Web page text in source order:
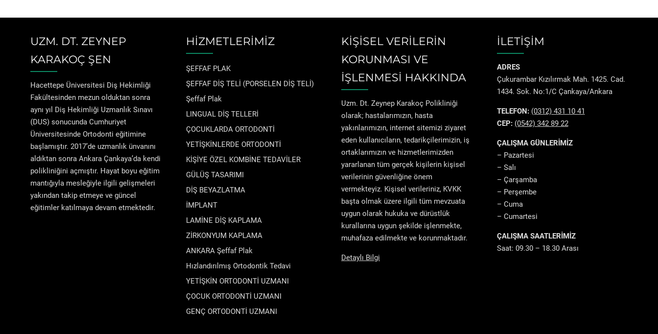
UZM. DT. ZEYNEP
KARAKOÇ ŞEN
Hacettepe Üniversitesi Diş Hekimliği
Fakültesinden mezun olduktan sonra
aynı yıl Diş Hekimliği Uzmanlık Sınavı
(DUS) sonucunda Cumhuriyet
Üniversitesinde Ortodonti eğitimine
başlamıştır. 2017’de uzmanlık ünvanını
aldıktan sonra Ankara Çankaya’da kendi
polikliniğini açmıştır. Hayat boyu eğitim
mantığıyla mesleğiyle ilgili gelişmeleri
yakından takip etmeye ve güncel
eğitimler katılmaya devam etmektedir.
HİZMETLERİMİZ
ŞEFFAF PLAK
ŞEFFAF DİŞ TELİ (PORSELEN DİŞ TELİ)
Şeffaf Plak
LINGUAL DİŞ TELLERİ
ÇOCUKLARDA ORTODONTİ
YETİŞKİNLERDE ORTODONTİ
KİŞİYE ÖZEL KOMBİNE TEDAVİLER
GÜLÜŞ TASARIMI
DİŞ BEYAZLATMA
İMPLANT
LAMİNE DİŞ KAPLAMA
ZİRKONYUM KAPLAMA
ANKARA Şeffaf Plak
Hızlandırılmış Ortodontik Tedavi
YETİŞKİN ORTODONTİ UZMANI
ÇOCUK ORTODONTİ UZMANI
GENÇ ORTODONTİ UZMANI
KİŞİSEL VERİLERİN
KORUNMASI VE
İŞLENMESİ HAKKINDA
Uzm. Dt. Zeynep Karakoç Polikliniği
olarak; hastalarımızın, hasta
yakınlarımızın, internet sitemizi ziyaret
eden kullanıcıların, tedarikçilerimizin, iş
ortaklarımızın ve hizmetlerimizden
yararlanan tüm gerçek kişilerin kişisel
verilerinin güvenliğine önem
vermekteyiz. Kişisel verileriniz, KVKK
başta olmak üzere ilgili tüm mevzuata
uygun olarak hukuka ve dürüstlük
kurallarına uygun şekilde işlenmekte,
muhafaza edilmekte ve korunmaktadır.
Detaylı Bilgi
İLETİŞİM
ADRES
Çukurambar Kızılırmak Mah. 1425. Cad.
1434. Sok. No:1/C Çankaya/Ankara
TELEFON: (0312) 431 10 41
CEP: (0542) 342 89 22
ÇALIŞMA GÜNLERİMİZ
– Pazartesi
– Salı
– Çarşamba
– Perşembe
– Cuma
– Cumartesi
ÇALIŞMA SAATLERİMİZ
Saat: 09.30 – 18.30 Arası